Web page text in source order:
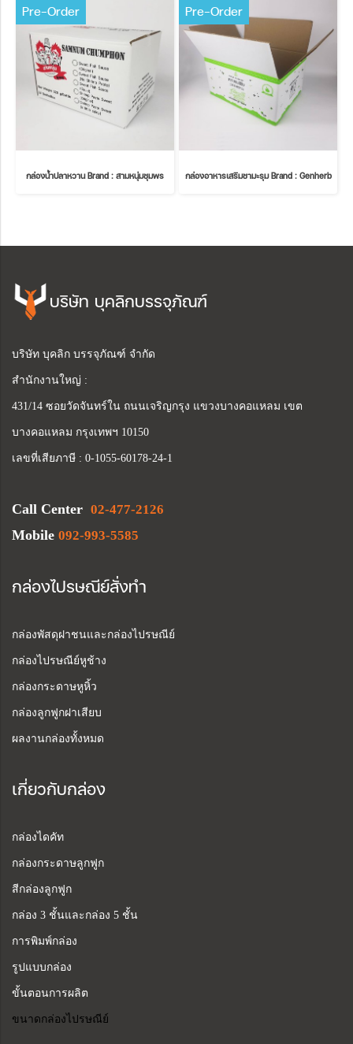
Pre-Order
กล่องน้ำปลาหวาน Brand : สามหนุ่มชุมพร
Pre-Order
กล่องอาหารเสริมชามะรุม Brand : Genherb
บริษัท บุคลิกบรรจุภัณฑ์
บริษัท บุคลิก บรรจุภัณฑ์ จำกัด
สำนักงานใหญ่ :
431/14 ซอยวัดจันทร์ใน ถนนเจริญกรุง แขวงบางคอแหลม เขต
บางคอแหลม กรุงเทพฯ 10150
เลขที่เสียภาษี : 0-1055-60178-24-1
Call Center 02-477-2126
Mobile 092-993-5585
กล่องไปรษณีย์สั่งทำ
กล่องพัสดุฝาชนและกล่องไปรษณีย์
กล่องไปรษณีย์หูช้าง
กล่องกระดาษหูหิ้ว
กล่องลูกฟูกฝาเสียบ
ผลงานกล่องทั้งหมด
เกี่ยวกับกล่อง
กล่องไดคัท
กล่องกระดาษลูกฟูก
สีกล่องลูกฟูก
กล่อง 3 ชั้นและกล่อง 5 ชั้น
การพิมพ์กล่อง
รูปแบบกล่อง
ขั้นตอนการผลิต
ขนาดกล่องไปรษณีย์